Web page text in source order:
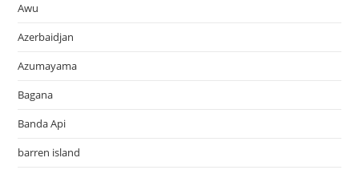
Awu
Azerbaidjan
Azumayama
Bagana
Banda Api
barren island